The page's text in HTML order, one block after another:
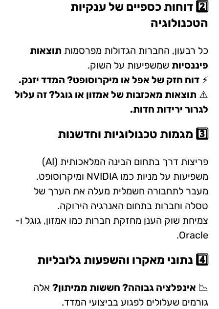
2️⃣ דוחות כספיים של ענקיות
הטכנולוגיה
כל רבעון, החברות הגדולות מפרסמות תוצאות
פיננסיות שמשפיעות על השוק.
⚡דוח חזק של אפל או מיקרוסופט? המדד יזנק.
⚠️ תוצאות מאכזבות של אמזון או גוגל? זה עלול
לגרור ירידות חדות.
3️⃣ מגמות טכנולוגיות וחדשנות
פריצות דרך בתחום הבינה המלאכותית (AI)
משפיעות על מניות כמו NVIDIA ומיקרוסופט.
מעבר לתחבורה חשמלית מעלה את הערך של
טסלה וחברות בתחום האנרגיה הירוקה.
צמיחת שוק הענן מחזקת חברות כמו אמזון, גוגל ו-
Oracle.
4️⃣ נתוני מאקרו והשפעות גלובליות
📉 אינפלציה גבוהה? חששות ממיתון? אלה
גורמים שעלולים לפגוע בביצועי המדד.